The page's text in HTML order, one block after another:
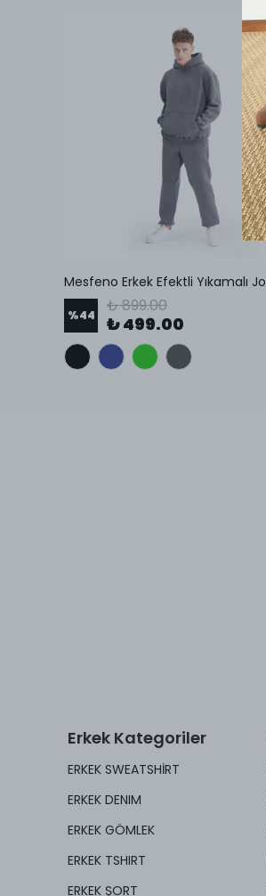
%44 ₺ 899.00
₺ 499.00
Erkek Kategoriler
ERKEK SWEATSHİRT
ERKEK DENIM
ERKEK GÖMLEK
ERKEK TSHIRT
ERKEK ŞORT